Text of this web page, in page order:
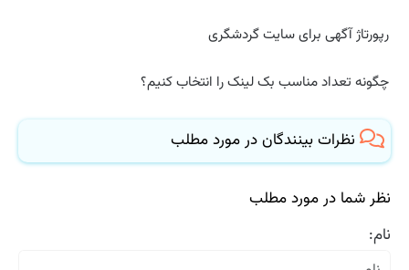
رپورتاژ آگهی برای سایت گردشگری
چگونه تعداد مناسب بک لینک را انتخاب کنیم؟
نظرات بینندگان در مورد مطلب
نظر شما در مورد مطلب
نام: